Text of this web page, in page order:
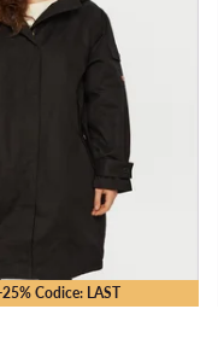
Codice: LAST